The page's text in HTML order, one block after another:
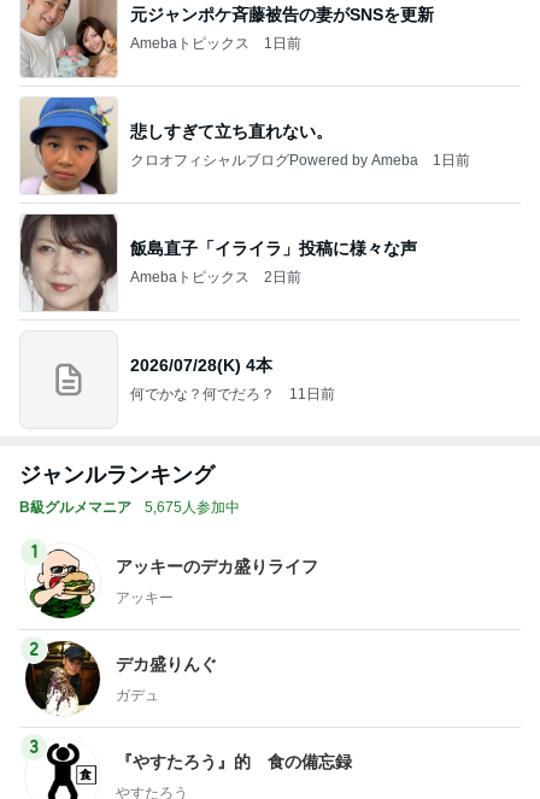
元ジャンポケ斉藤被告の妻がSNSを更新
Amebaトピックス 1日前
悲しすぎて立ち直れない。
クロオフィシャルブログPowered by Ameba 1日前
飯島直子「イライラ」投稿に様々な声
Amebaトピックス 2日前
2026/07/28(K) 4本
何でかな？何でだろ？ 11日前
ジャンルランキング
B級グルメマニア 5,675人参加中
1
アッキーのデカ盛りライフ
アッキー
2
デカ盛りんぐ
ガデュ
3
『やすたろう』的 食の備忘録
やすたろう